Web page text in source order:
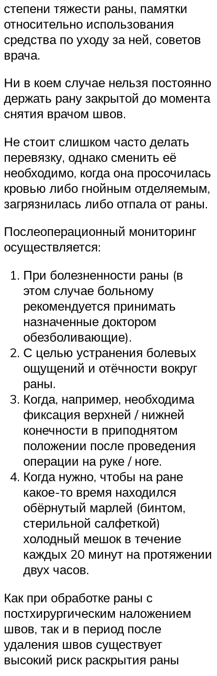
степени тяжести раны, памятки
относительно использования
средства по уходу за ней, советов
врача.
Ни в коем случае нельзя постоянно
держать рану закрытой до момента
снятия врачом швов.
Не стоит слишком часто делать
перевязку, однако сменить её
необходимо, когда она просочилась
кровью либо гнойным отделяемым,
загрязнилась либо отпала от раны.
Послеоперационный мониторинг
осуществляется:
При болезненности раны (в
этом случае больному
рекомендуется принимать
назначенные доктором
обезболивающие).
С целью устранения болевых
ощущений и отёчности вокруг
раны.
Когда, например, необходима
фиксация верхней / нижней
конечности в приподнятом
положении после проведения
операции на руке / ноге.
Когда нужно, чтобы на ране
какое-то время находился
обёрнутый марлей (бинтом,
стерильной салфеткой)
холодный мешок в течение
каждых 20 минут на протяжении
двух часов.
Как при обработке раны с
постхирургическим наложением
швов, так и в период после
удаления швов существует
высокий риск раскрытия раны